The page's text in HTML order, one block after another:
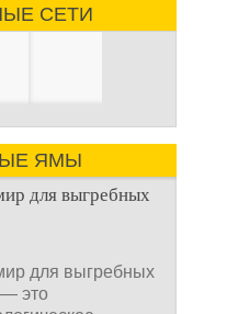
СЕТИ
ЯМЫ
для выгребных
для выгребных
это